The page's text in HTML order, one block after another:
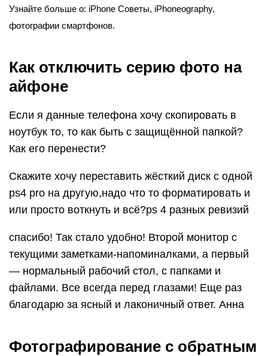
Узнайте больше о: iPhone Советы, iPhoneography,
фотографии смартфонов.
Как отключить серию фото на
айфоне
Если я данные телефона хочу скопировать в
ноутбук то, то как быть с защищённой папкой?
Как его перенести?
Скажите хочу переставить жёсткий диск с одной
ps4 pro на другую,надо что то форматировать и
или просто воткнуть и всё?ps 4 разных ревизий
спасибо! Так стало удобно! Второй монитор с
текущими заметками-напоминалками, а первый
— нормальный рабочий стол, с папками и
файлами. Все всегда перед глазами! Еще раз
благодарю за ясный и лаконичный ответ. Анна
Фотографирование с обратным